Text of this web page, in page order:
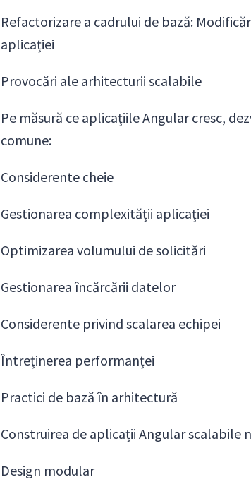
Refactorizare a cadrului de bază:
aplicației
Provocări ale arhitecturii scalabile
Pe măsură ce aplicațiile Angular cresc,
comune:
Considerente cheie
Gestionarea complexității aplicației
Optimizarea volumului de solicitări
Gestionarea încărcării datelor
Considerente privind scalarea echipei
Întreținerea performanței
Practici de bază în arhitectură
Construirea de aplicații Angular scalabile
Design modular